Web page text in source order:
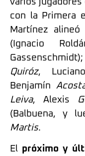
con la Primera
Martínez
(Ignacio
Quiróz,
Benjamín
Leiva, Alexis
(Balbuena, y
Martis.
El próximo y